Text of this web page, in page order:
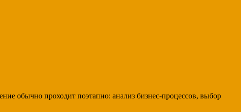
обычно проходит поэтапно: анализ бизнес-процессов, выбор